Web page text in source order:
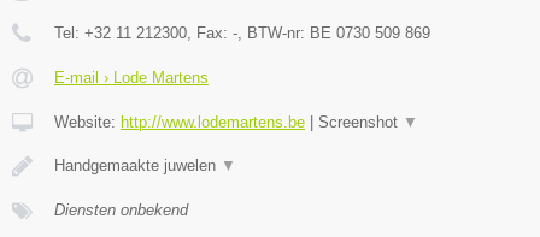
Tel: +32 11 212300, Fax: -, BTW-nr: BE 0730 509 869
E-mail › Lode Martens
Website: http://www.lodemartens.be Screenshot ▼
Handgemaakte juwelen ▼
Diensten onbekend